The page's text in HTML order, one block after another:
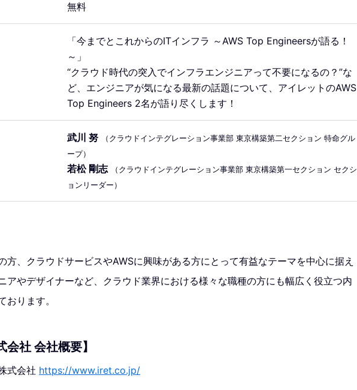
無料
「今までとこれからのITインフラ ～AWS Top Engineersが語る！
～」
“クラウド時代の突入でインフラエンジニアって不要になるの？”な
ど、エンジニアが気になる最新の話題について、アイレットのAWS
Top Engineers 2名が語り尽くします！
武川 努
（クラウドインテグレーション事業部 東京構築第二セクション 特命グル
ープ）
若松 剛志
（クラウドインテグレーション事業部 東京構築第一セクション セクシ
ョンリーダー）
方、クラウドサービスやAWSに興味がある方にとって有益なテーマを中心に据え
アやデザイナーなど、クラウド業界における様々な職種の方にも幅広く役立つ内
おります。
会社 会社概要】
式会社 https://www.iret.co.jp/